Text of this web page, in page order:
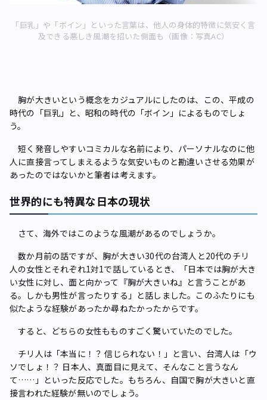
「巨乳」や「ボイン」といった言葉は、他人の身体的特徴に気安く言
及できる悪しき風潮を招いた側面も（画像：写真AC）
胸が大きいという概念をカジュアルにしたのは、この、平成の
時代の「巨乳」と、昭和の時代の「ボイン」によるものでしょ
う。
短く発音しやすいコミカルな名前により、パーソナルなのに他
人に直接言ってしまえるような気安いものと勘違いさせる効果が
あったのではないかと筆者は考えます。
世界的にも特異な日本の現状
さて、海外ではこのような風潮があるのでしょうか。
数か月前の話ですが、胸が大きい30代の台湾人と20代のチリ
人の女性とそれぞれ1対1で話しているとき、「日本では胸が大き
い女性に対し、面と向かって『胸が大きいね』と言うことがあ
る。しかも男性が言ったりする」と話しました。このふたりにも
似たような経験があったか尋ねたかったからです。
すると、どちらの女性もものすごく驚いていたのでした。
チリ人は「本当に！？ 信じられない！」と言い、台湾人は「ウ
ソでしょ！？ 日本人、真面目に見えて、そんなこと言うなん
て……」といった反応でした。もちろん、自国で胸が大きいと直
接言われた経験が無いのでしょう。